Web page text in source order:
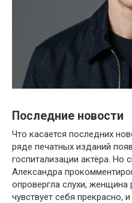
Последние новости
Что касается последних
ряде печатных изданий
госпитализации актёра. Но
Александра
опровергла слухи, женщина
чувствует себя прекрасно,